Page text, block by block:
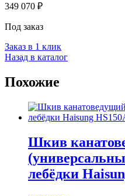
349 070 ₽
Под заказ
Заказ в 1 клик
Назад в каталог
Похожие
Шкив
лебёдки